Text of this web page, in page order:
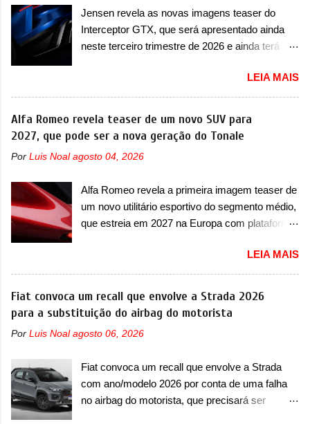
de pré-carga e gateway de domínio de energia.
Há mais quatro recursos de software como
gerenciamento...
italiano tem grande parte no desenvolvimento
do Dune. Baseado no Huracán, o Dune nasce
com uma proposta similar ao que a marca
característico da Rezvani. Junto com as
imagens, a marca já confirmou que o Dune será
um carro muito exclusivo. Ao todo, serão
apenas sete unidades produzidas... para todo
equipado com um motor V10 Supercharger
capaz de desenvolver cerca de 800cv que
separou a performance exótica da aventura i...
Jensen revela as novas imagens teaser do
Interceptor GTX, que será apresentado ainda
neste terceiro trimestre de 2026 e ainda terá
International Automotive (abreviação de JIA)
apresentou uma nova imagem teaser que
mostra como será o Interceptor GTX, o
esportivo que recolocará a marca no mercado.
O granturismo (GT) apareceu em uma nova
imagem de traseira, onde ele aparece o para-
esportivo será apresentado no terceiro trimestre
de 2026, ou seja, acontecerá entre os meses de
julho e setembro (e já estamos em agosto), ou
o dia 30 de setembro. A marca confirmou que
vai apresentar um "protótipo de pré-produção,
de altíssimo desempenho, exclusivo para
pistas" , que vai antecipar as futuras versões de
rua do esportivo. Ao mesmo tempo, a Jensen
“protótipo aprimorado” que estabelece as bases
para "div...
LEIA MAIS
Alfa Romeo revela teaser de um novo SUV para
2027, que pode ser a nova geração do Tonale
Por Luis Noal agosto 04, 2026
Alfa Romeo revela a primeira imagem teaser de
um novo utilitário esportivo do segmento médio,
que estreia em 2027 na Europa com plataforma
imagem teaser de um novo utilitário esportivo
da marca italiana, previsto para ser lançado em
meados de 2027. O novo modelo não tem
nome ou se é uma nova geração de um modelo
existente, o que poderia acontecer. Sabe-se
apenas que o novo modelo em questão é um
foi confirmado durante a Mesa Redonda
Nacional da Indústria Automotiva, organizada
pelo Ministério dos Negócios e do Made in Italy
LEIA MAIS
Fiat convoca um recall que envolve a Strada 2026
para a substituição do airbag do motorista
Por Luis Noal agosto 06, 2026
Fiat convoca um recall que envolve a Strada
com ano/modelo 2026 por conta de uma falha
no airbag do motorista, que precisará ser